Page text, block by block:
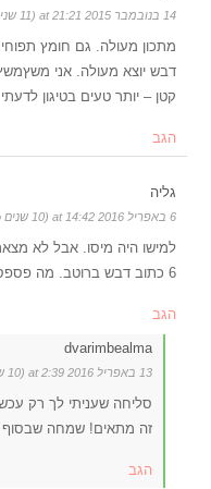
14 בנובמבר 2015 at 21:21 (11 שנים ago)
מתכון מעולה. גם חומץ
דבש יוצא מעולה. אני
קטן – יותר טעים בטיגון לדעתי
הגב
גליה
6 באפריל 2016 at 14:42 (10 שנים ago)
למישו היה מיסו. אבל לא
6 כתוב דבש ברוטב. מה פספסתי?
הגב
dvarimbealma
13 באפריל 2016 at 2:39 (10 שנים ago)
סליחה שעניתי לך רק
זה מתאים! שמחה
הגב